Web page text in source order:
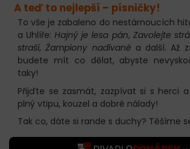
A teď to nejlepší – písničky!
To vše je zabaleno do nestárnoucích
a Uhlíře:Hajný je lesa pán, Zavolejte
straší,Žampiony nadívané a další. Až
budete mít co dělat, abyste
taky!
Přijďte se zasmát, zazpívat si s herci
plný vtipu, kouzel a dobré nálady!
Tak co, dáte si rande s duchy? Těšíme